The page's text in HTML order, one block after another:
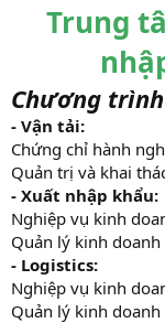
Trung
Chương
- Vận tải:
Chứng chỉ hành
Quản trị và khai
- Xuất nhập khẩu:
Nghiệp vụ kinh
Quản lý kinh doanh
- Logistics:
Nghiệp vụ kinh
Quản lý kinh doanh